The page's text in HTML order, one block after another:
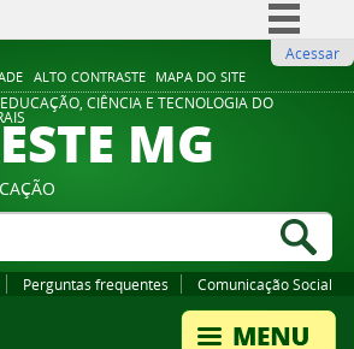
ALTO CONTRASTE MAPA DO SITE
Comunica BR
Participe
Legislação
Acessar
CIÊNCIA E TECNOLOGIA DO
MG
Perguntas frequentes Comunicação Social